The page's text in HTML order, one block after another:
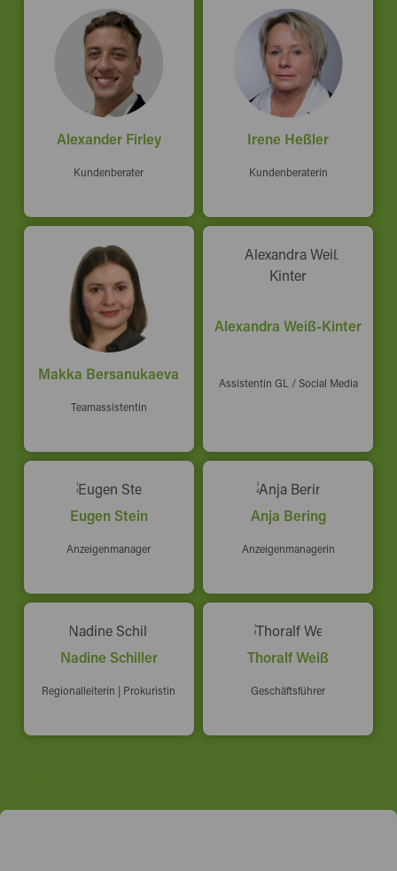
Alexander Firley
Kundenberater
Irene Heßler
Kundenberaterin
Makka Bersanukaeva
Teamassistentin
Alexandra Weiß-Kinter
Assistentin GL / Social Media
Eugen Stein
Anzeigenmanager
Anja Bering
Anzeigenmanagerin
Nadine Schiller
Regionalleiterin | Prokuristin
Thoralf Weiß
Geschäftsführer